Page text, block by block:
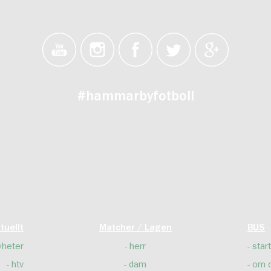
#hammarbyfotboll
htv
Matcher / Lagen
herr
dam
BUS
start
om